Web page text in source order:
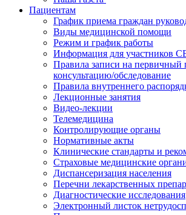
Пациентам
График приема граждан
Виды медицинской помощи
Режим и график работы
Информация для участников
Правила записи на первичный
консультацию/обследование
Правила внутреннего
Лекционные занятия
Видео-лекции
Телемедицина
Контролирующие органы
Нормативные акты
Клинические стандарты и
Страховые медицинские
Диспансеризация населения
Перечни лекарственных
Диагностические исследования
Электронный листок